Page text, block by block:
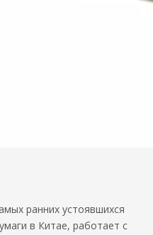
ранних устоявшихся
в Китае, работает с